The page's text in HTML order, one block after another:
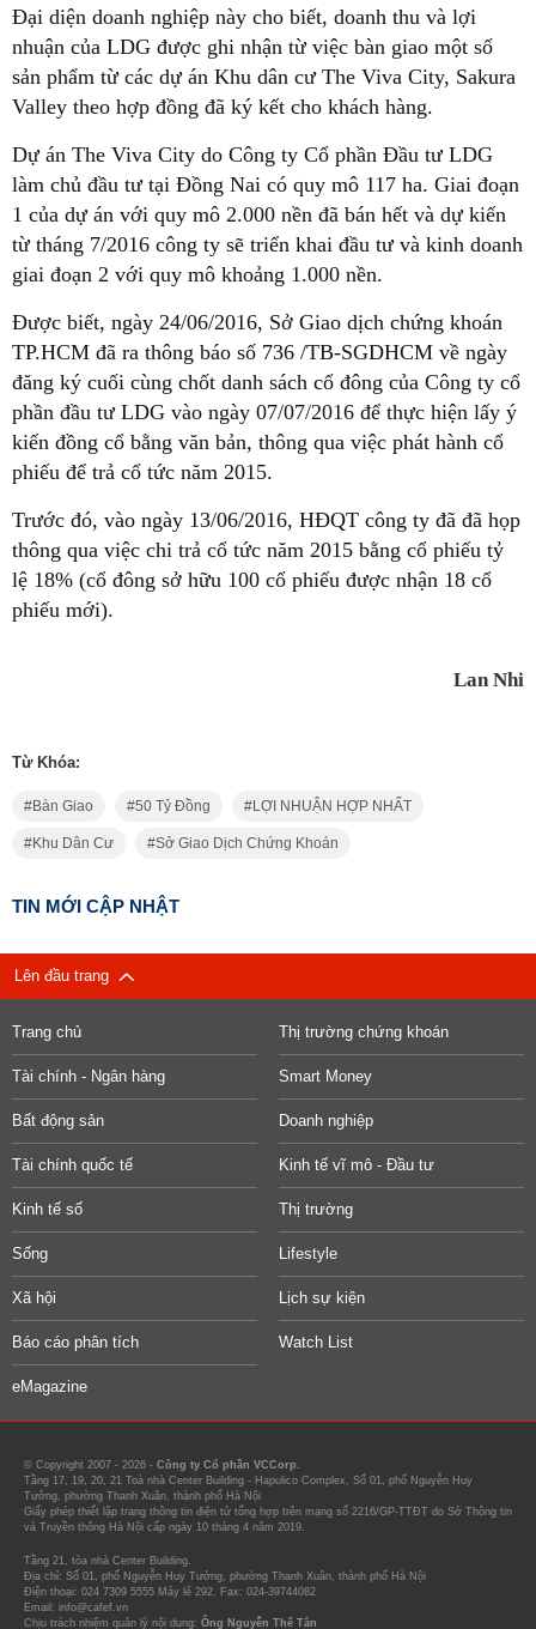
Đại diện doanh nghiệp này cho biết, doanh thu và lợi
nhuận của LDG được ghi nhận từ việc bàn giao một số
sản phẩm từ các dự án Khu dân cư The Viva City, Sakura
Valley theo hợp đồng đã ký kết cho khách hàng.
Dự án The Viva City do Công ty Cổ phần Đầu tư LDG
làm chủ đầu tư tại Đồng Nai có quy mô 117 ha. Giai đoạn
1 của dự án với quy mô 2.000 nền đã bán hết và dự kiến
từ tháng 7/2016 công ty sẽ triển khai đầu tư và kinh doanh
giai đoạn 2 với quy mô khoảng 1.000 nền.
Được biết, ngày 24/06/2016, Sở Giao dịch chứng khoán
TP.HCM đã ra thông báo số 736 /TB-SGDHCM về ngày
đăng ký cuối cùng chốt danh sách cổ đông của Công ty cổ
phần đầu tư LDG vào ngày 07/07/2016 để thực hiện lấy ý
kiến đồng cổ bằng văn bản, thông qua việc phát hành cổ
phiếu để trả cổ tức năm 2015.
Trước đó, vào ngày 13/06/2016, HĐQT công ty đã đã họp
thông qua việc chi trả cổ tức năm 2015 bằng cổ phiếu tỷ
lệ 18% (cổ đông sở hữu 100 cổ phiếu được nhận 18 cổ
phiếu mới).
Lan Nhi
Từ Khóa:
Bàn Giao 50 Tỷ Đồng LỢI NHUẬN HỢP NHẤT
Khu Dân Cư Sở Giao Dịch Chứng Khoán
TIN MỚI CẬP NHẬT
Lên đầu trang
Trang chủ Thị trường chứng khoán
Tài chính - Ngân hàng Smart Money
Bất động sản Doanh nghiệp
Tài chính quốc tế Kinh tế vĩ mô - Đầu tư
Kinh tế số Thị trường
Sống Lifestyle
Xã hội Lịch sự kiện
Báo cáo phân tích Watch List
eMagazine
© Copyright 2007 - 2026 - Công ty Cổ phần VCCorp.
Tầng 17, 19, 20, 21 Toà nhà Center Building - Hapulico Complex, Số 01, phố Nguyễn Huy
Tưởng, phường Thanh Xuân, thành phố Hà Nội
Giấy phép thiết lập trang thông tin điện tử tổng hợp trên mạng số 2216/GP-TTĐT do Sở Thông tin
và Truyền thông Hà Nội cấp ngày 10 tháng 4 năm 2019.
Tầng 21, tòa nhà Center Building.
Địa chỉ: Số 01, phố Nguyễn Huy Tưởng, phường Thanh Xuân, thành phố Hà Nội
Điện thoại: 024 7309 5555 Máy lẻ 292. Fax: 024-39744082
Email: info@cafef.vn
Chịu trách nhiệm quản lý nội dung: Ông Nguyễn Thế Tân